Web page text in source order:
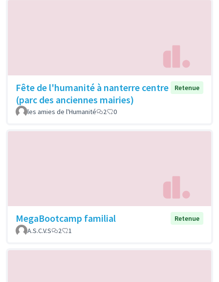
Fête de l'humanité à nanterre centre
(parc des anciennes mairies)
Retenue
les amies de l'Humanité 2 0
MegaBootcamp familial
Retenue
A.S.C.V.S
2 1